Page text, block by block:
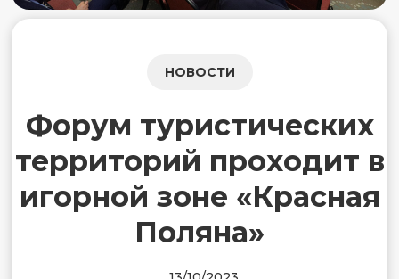
НОВОСТИ
Форум туристических
территорий проходит в
игорной зоне «Красная
Поляна»